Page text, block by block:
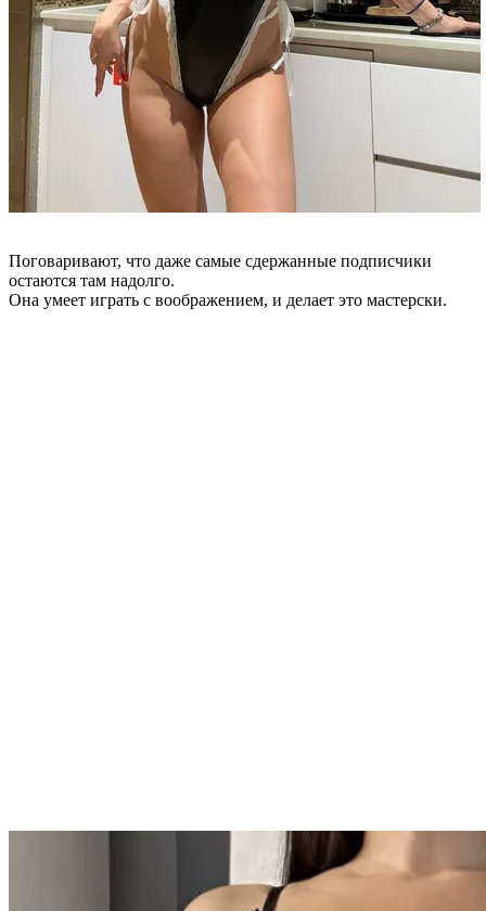
Поговаривают, что даже самые сдержанные подписчики
остаются там надолго.
Она умеет играть с воображением, и делает это мастерски.